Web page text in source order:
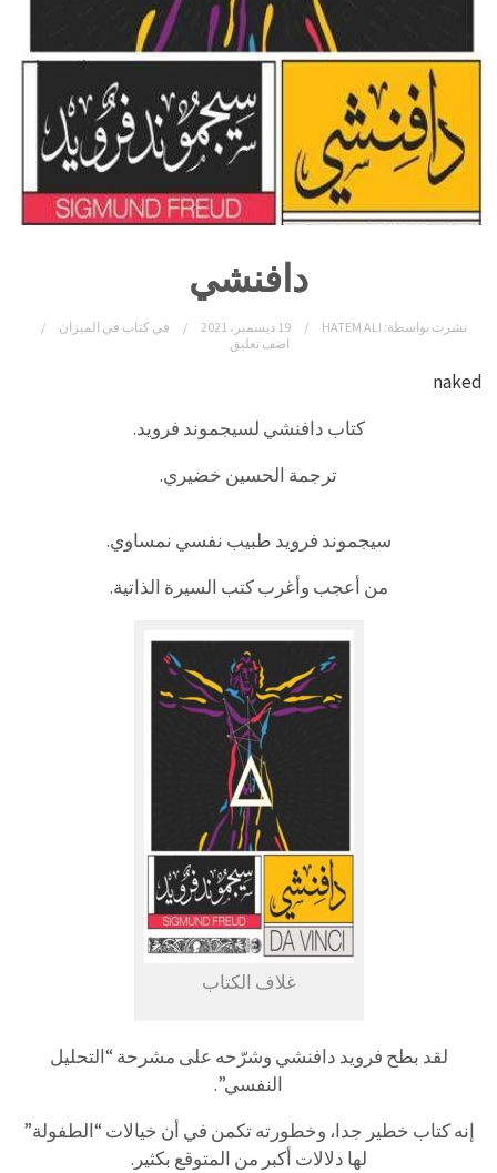
دافنشي
نشرت بواسطة: HATEM ALI 19 ديسمبر، 2021 في كتاب في الميزان
اضف تعليق
naked
كتاب دافنشي لسيجموند فرويد.
ترجمة الحسين خضيري.
سيجموند فرويد طبيب نفسي نمساوي.
من أعجب وأغرب كتب السيرة الذاتية.
غلاف الكتاب
لقد بطح فرويد دافنشي وشرّحه على مشرحة “التحليل
النفسي”.
إنه كتاب خطير جدا، وخطورته تكمن في أن خيالات “الطفولة”
لها دلالات أكبر من المتوقع بكثير.